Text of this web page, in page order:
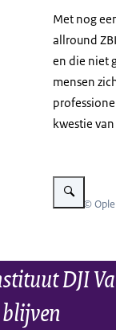
Met nog
allround
en die niet
mensen
kwestie
Vergroot
Beeld: ©
DJI